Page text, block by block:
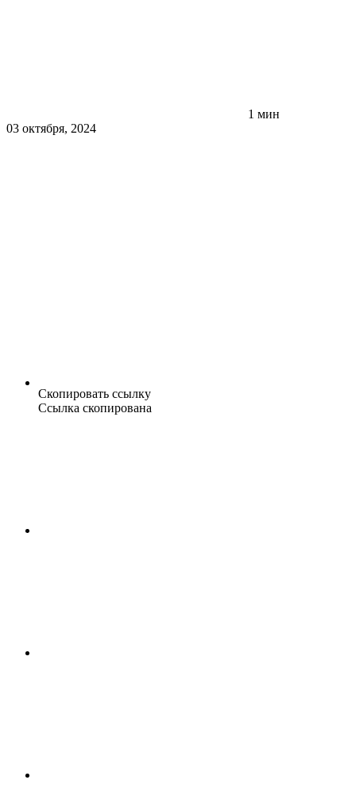
1 мин
03 октября, 2024
Скопировать ссылку
Ссылка скопирована